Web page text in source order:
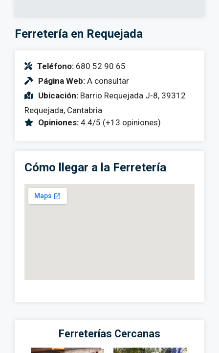
Ferretería en Requejada
Teléfono: 680 52 90 65
Página Web: A consultar
Ubicación: Barrio Requejada J-8, 39312
Requejada, Cantabria
Opiniones: 4.4/5 (+13 opiniones)
Cómo llegar a la Ferretería
Ferreterías Cercanas